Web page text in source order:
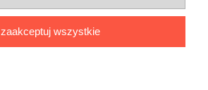
Informacje
O nas
zaakceptuj wszystkie